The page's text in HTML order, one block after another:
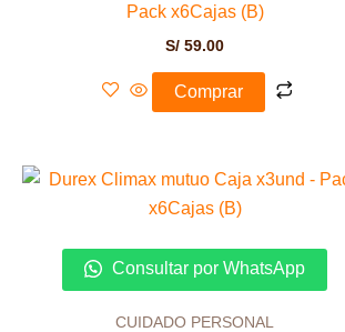
Pack x6Cajas (B)
S/ 59.00
Comprar
Consultar por WhatsApp
CUIDADO PERSONAL